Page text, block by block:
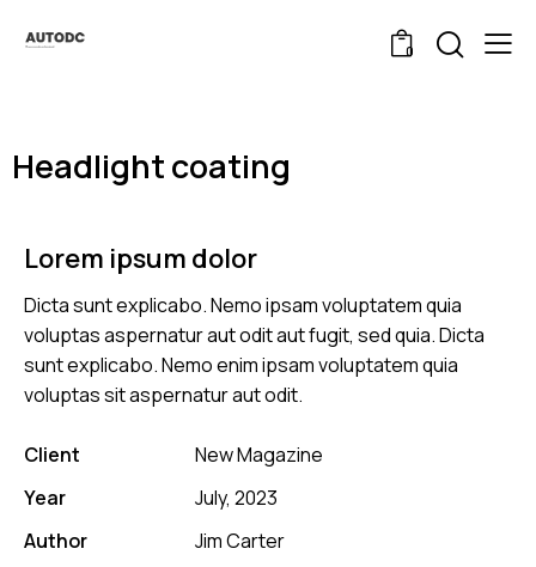
0
Headlight coating
Lorem ipsum dolor
Dicta sunt explicabo. Nemo ipsam voluptatem quia
voluptas aspernatur aut odit aut fugit, sed quia. Dicta
sunt explicabo. Nemo enim ipsam voluptatem quia
voluptas sit aspernatur aut odit.
Client
New Magazine
Year
July, 2023
Author
Jim Carter